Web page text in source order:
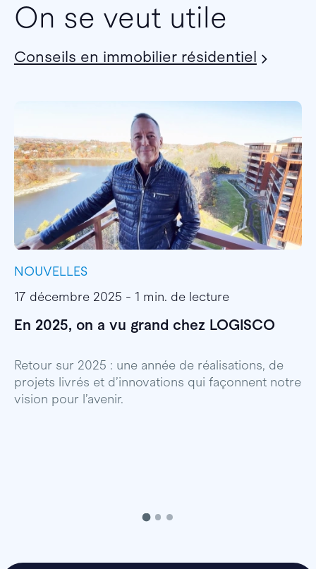
On se veut utile
Conseils en immobilier résidentiel
NOUVELLES
17 décembre 2025 - 1 min. de lecture
En 2025, on a vu grand chez LOGISCO
Retour sur 2025 : une année de réalisations, de
projets livrés et d’innovations qui façonnent notre
vision pour l’avenir.